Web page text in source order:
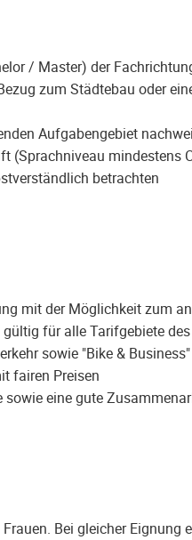
/ Master) der
zum Städtebau oder
Aufgabengebiet
(Sprachniveau mindestens
betrachten
mit der Möglichkeit zum
für alle Tarifgebiete
sowie "Bike &
fairen Preisen
eine gute
Bei gleicher